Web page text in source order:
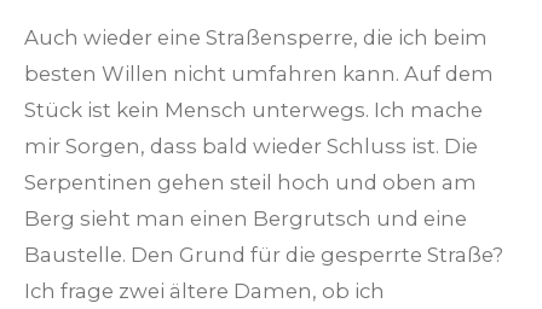
Auch wieder eine Straßensperre, die ich beim
besten Willen nicht umfahren kann. Auf dem
Stück ist kein Mensch unterwegs. Ich mache
mir Sorgen, dass bald wieder Schluss ist. Die
Serpentinen gehen steil hoch und oben am
Berg sieht man einen Bergrutsch und eine
Baustelle. Den Grund für die gesperrte Straße?
Ich frage zwei ältere Damen, ob ich